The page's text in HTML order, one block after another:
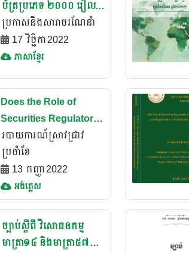
ប័ត្រប្រភេទ ២០០០ រៀល
និង ២០០ រៀល​ គំរូថ្មី
ប្រកាសនិងសារាចរណែនាំ
17 វិច្ឆិកា 2022
ភាសាខ្មែរ
Does the Role of
Securities Regulators
Matter for the
Development of
Securities Market in
Cambodia?
របាយការណ៍ស្រាវជ្រាវ
ប្រចំាខែ
13 កញ្ញា 2022
អង់គ្លេស
ច្បាប់ស្តីពី វិសោធនកម្ម
មាត្រា១៤ និងមាត្រា៥៧ នៃ